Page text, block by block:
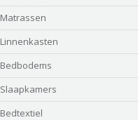
Matrassen
Linnenkasten
Bedbodems
Slaapkamers
Bedtextiel